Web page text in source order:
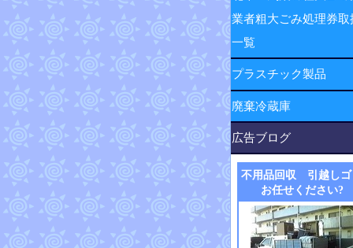
業者粗大ごみ処理券取
一覧
プラスチック製品
廃棄冷蔵庫
広告ブログ
不用品回収 引越しゴ
お任せください?